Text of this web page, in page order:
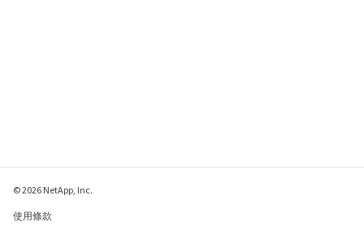
© 2026 NetApp, Inc.
使用條款